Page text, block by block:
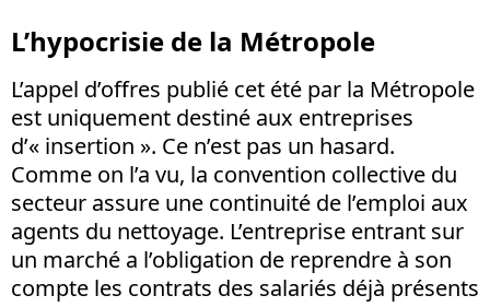
L’hypocrisie de la Métropole
L’appel d’offres publié cet été par la Métropole
est uniquement destiné aux entreprises
d’« insertion ». Ce n’est pas un hasard.
Comme on l’a vu, la convention collective du
secteur assure une continuité de l’emploi aux
agents du nettoyage. L’entreprise entrant sur
un marché a l’obligation de reprendre à son
compte les contrats des salariés déjà présents